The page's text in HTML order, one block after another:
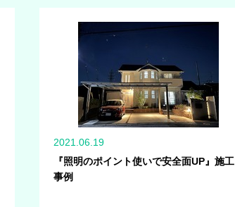
2021.06.19
『照明のポイント使いで安全面UP』施工
事例